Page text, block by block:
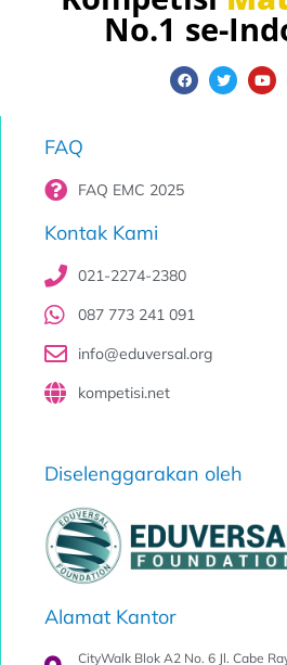
No.1 se-
FAQ
FAQ EMC 2025
Kontak Kami
021-2274-2380
087 773 241 091
info@eduversal.org
kompetisi.net
Diselenggarakan oleh
Alamat Kantor
CityWalk Blok A2 No. 6 Jl. Cabe